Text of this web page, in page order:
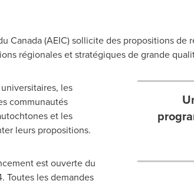
Canada(AEIC) sollicite des propositions de
régionales et stratégiques de grande
les
communautés
et les
leurs propositions.
est ouverte du
Toutes les demandes